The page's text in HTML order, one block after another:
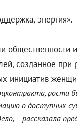
энергия».
общественности
созданное
инициатив
роста
о доступных
– рассказала